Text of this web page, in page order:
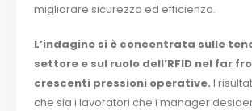
migliorare sicurezza ed efficienza.
L’indagine si è concentrata sulle
settore e sul ruolo dell’RFID nel far
crescenti pressioni operative. I
che sia i lavoratori che i manager